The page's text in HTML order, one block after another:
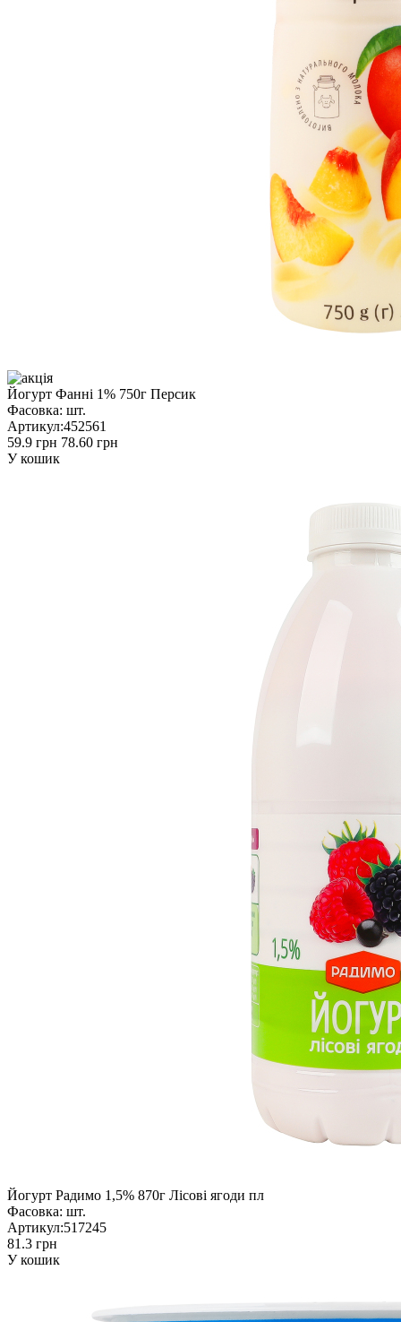
Йогурт Фанні 1% 750г Персик
Фасовка: шт.
Артикул:452561
59.9 грн 78.60 грн
У кошик
Йогурт Радимо 1,5% 870г Лісові ягоди пл
Фасовка: шт.
Артикул:517245
81.3 грн
У кошик